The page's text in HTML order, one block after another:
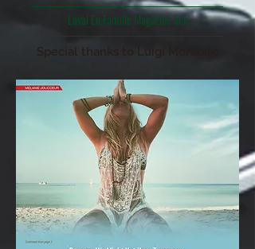
Laval En Famille Magazine lien
Special thanks to Luigi Morabito